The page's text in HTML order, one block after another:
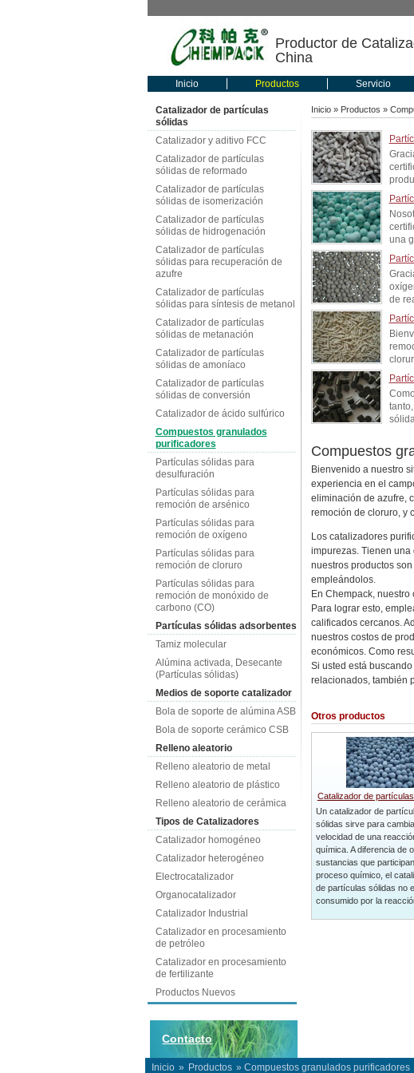
Productor de
China
Inicio Productos Servicio
Catalizador de partículas
sólidas
Catalizador y aditivo FCC
Catalizador de partículas
sólidas de reformado
Catalizador de partículas
sólidas de isomerización
Catalizador de partículas
sólidas de hidrogenación
Catalizador de partículas
sólidas para recuperación de
azufre
Catalizador de partículas
sólidas para síntesis de metanol
Catalizador de partículas
sólidas de metanación
Catalizador de partículas
sólidas de amoníaco
Catalizador de partículas
sólidas de conversión
Catalizador de ácido sulfúrico
Compuestos granulados
purificadores
Partículas sólidas para
desulfuración
Partículas sólidas para
remoción de arsénico
Partículas sólidas para
remoción de oxígeno
Partículas sólidas para
remoción de cloruro
Partículas sólidas para
remoción de monóxido de
carbono (CO)
Partículas sólidas adsorbentes
Tamiz molecular
Alúmina activada, Desecante
(Partículas sólidas)
Medios de soporte catalizador
Bola de soporte de alúmina ASB
Bola de soporte cerámico CSB
Relleno aleatorio
Relleno aleatorio de metal
Relleno aleatorio de plástico
Relleno aleatorio de cerámica
Tipos de Catalizadores
Catalizador homogéneo
Catalizador heterogéneo
Electrocatalizador
Organocatalizador
Catalizador Industrial
Catalizador en procesamiento
de petróleo
Catalizador en procesamiento
de fertilizante
Productos Nuevos
Contacto
Inicio» Productos »
una
de
Compuestos
Bienvenido a nuestro
experiencia en el
eliminación de azufre,
remoción de cloruro, y
Los catalizadores
impurezas. Tienen
nuestros productos
empleándolos.
En Chempack,
Para lograr esto,
calificados cercanos.
nuestros costos de
económicos. Como
Si usted está
relacionados, también
Otros productos
Catalizador de
Un catalizador de
sólidas sirve para
velocidad de una
química. A diferencia de
sustancias que
proceso químico, el
de partículas sólidas no
consumido por la
Inicio » Productos » Compuestos granulados purificadores